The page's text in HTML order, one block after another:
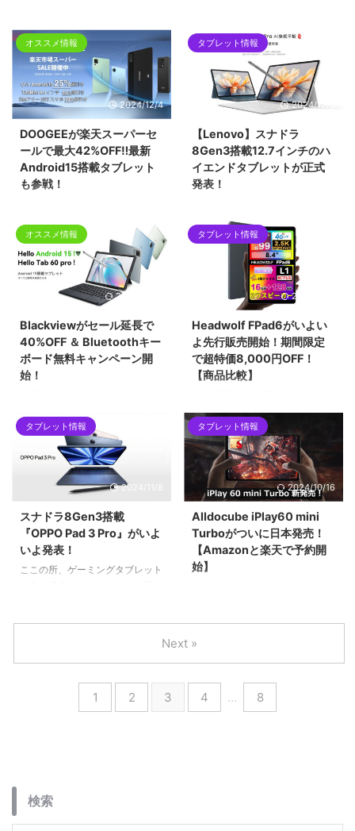
CES2025でも発表となりいよい
よ日本でも発売になります。楽天
のLenovo公式ショップでも登場
しています！
『Xiaomi Pad 6』は
Snapdragon870搭載の11インチ
タブレットです。
オススメ情報
2024/12/4
DOOGEEが楽天スーパーセ
ールで最大42%OFF‼最新
Android15搭載タブレット
も参戦！
ているDOOGEEが参戦していま
す。
最大42%OFFという赤字覚悟のセ
ールになっていますのでクリスマ
スプレゼントや自分へのご褒美を
タブレット情報
2024/12/3
【Lenovo】スナドラ
8Gen3搭載12.7インチのハ
イエンドタブレットが正式
発表！
8コアCPU搭載の新ハイエンドタ
ブレット『Lenovo YOGA Pad
Pro AI』が中国で発表となりまし
た。ディスプレイサイズは12.7イ
ンチとあまり見ないサイズのタブ
レットです。
オススメ情報
2024/11/28
Blackviewがセール延長で
40%OFF ＆ Bluetoothキー
ボード無料キャンペーン開
始！
ールを延長し、さらに購入者先着
100名様限定でBluetoothキーボ
ードが無料でついてくるキャンペ
ーンも開催しています。
タブレット情報
2025/1/23
Headwolf FPad6がいよい
よ先行販売開始！期間限定
で超特価8,000円OFF！
【商品比較】
た『Headwolf FPad6』が2024
年11月ついに予約販売が開始しま
した。通常価格27,999円の所、
8,000円OFFで19,999円という超
特価で登場です。セール期間は11
月20日までなので購入検討中の
タブレット情報
2024/11/8
スナドラ8Gen3搭載
『OPPO Pad 3 Pro』がいよ
いよ発表！
ここの所、ゲーミングタブレット
タブレット情報
2024/10/16
Alldocube iPlay60 mini
Turboがついに日本発売！
【Amazonと楽天で予約開
始】
す。現在Amazonと楽天にて予約
受付開始しています。
1 2 3 4 … 8
Next »
検索